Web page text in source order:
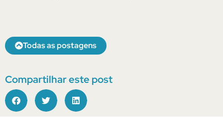
Todas as postagens
Compartilhar este post